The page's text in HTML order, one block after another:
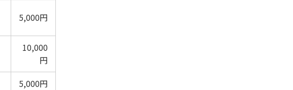
5,000円
10,000
円
5,000円